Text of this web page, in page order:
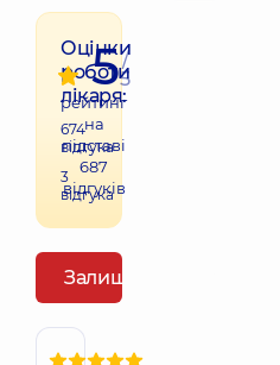
Оцінки
роботи
лікаря:
674
відгука
3
відгука
5/
5
рейтинг
на
підставі
687
відгуків
Залишити відгук